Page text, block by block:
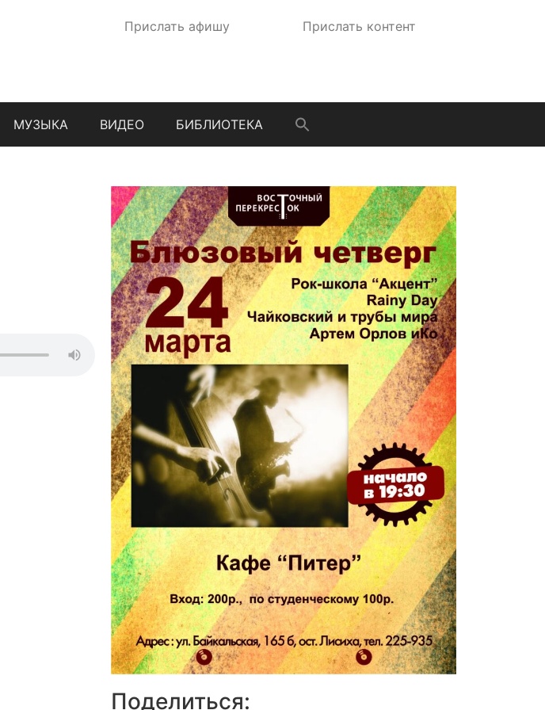
Прислать афишу Прислать контент
МУЗЫКА ВИДЕО БИБЛИОТЕКА
Поделиться: